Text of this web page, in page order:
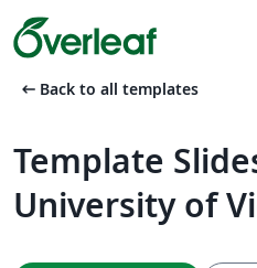
arrow_left_alt Back to all templates
Template
University of